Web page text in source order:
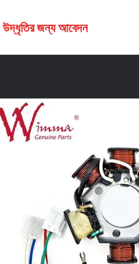
উদ্ধৃতির জন্য আবেদন